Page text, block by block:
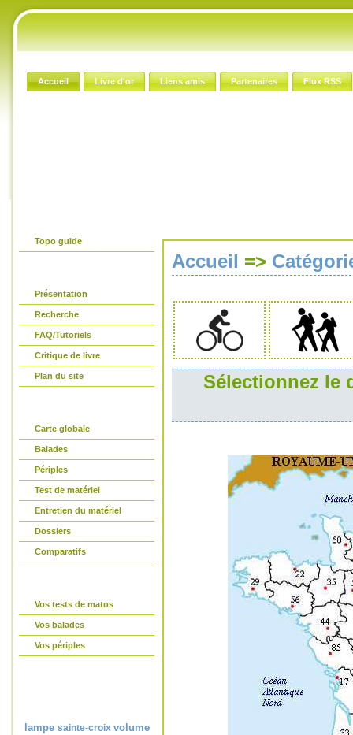
Accueil Livre d'or Liens amis Partenaires Flux RSS
Topo guide
Présentation
Recherche
FAQ/Tutoriels
Critique de livre
Plan du site
Carte globale
Balades
Périples
Test de matériel
Entretien du matériel
Dossiers
Comparatifs
Vos tests de matos
Vos balades
Vos périples
lampe sainte-croix volume
Accueil =>
Sélectionnez le